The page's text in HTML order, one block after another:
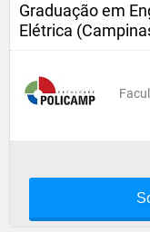
Graduação em
Elétrica